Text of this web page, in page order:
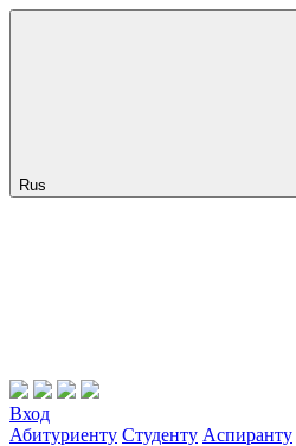
Rus
Вход
Абитуриенту Студенту Аспиранту